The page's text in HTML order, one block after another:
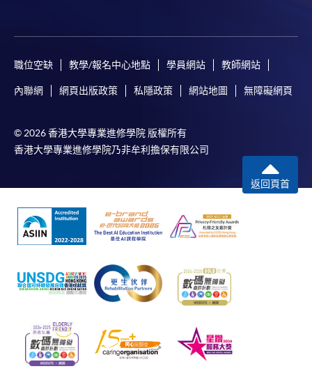
職位空缺 教學/報名中心地點 學員網站 教師網站
內聯網 網頁出版政策 私隱政策 網站地圖 無障礙網頁
© 2026 香港大學專業進修學院 版權所有
香港大學專業進修學院乃非牟利擔保有限公司
返回頁首